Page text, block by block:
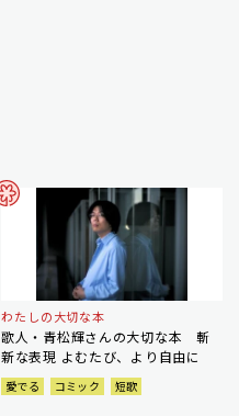
わたしの大切な本
歌人・青松輝さんの大切な本 斬
新な表現 よむたび、より自由に
愛でる コミック 短歌